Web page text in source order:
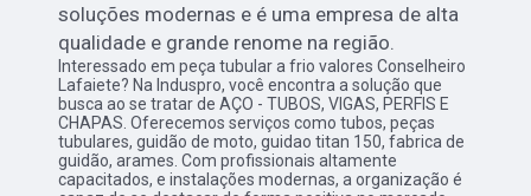
soluções modernas e é uma empresa de alta
qualidade e grande renome na região.
Interessado em peça tubular a frio valores Conselheiro
Lafaiete? Na Induspro, você encontra a solução que
busca ao se tratar de AÇO - TUBOS, VIGAS, PERFIS E
CHAPAS. Oferecemos serviços como tubos, peças
tubulares, guidão de moto, guidao titan 150, fabrica de
guidão, arames. Com profissionais altamente
capacitados, e instalações modernas, a organização é